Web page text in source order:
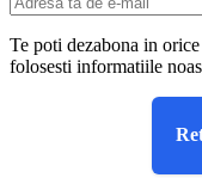
Te poti dezabona in
folosesti informatiile